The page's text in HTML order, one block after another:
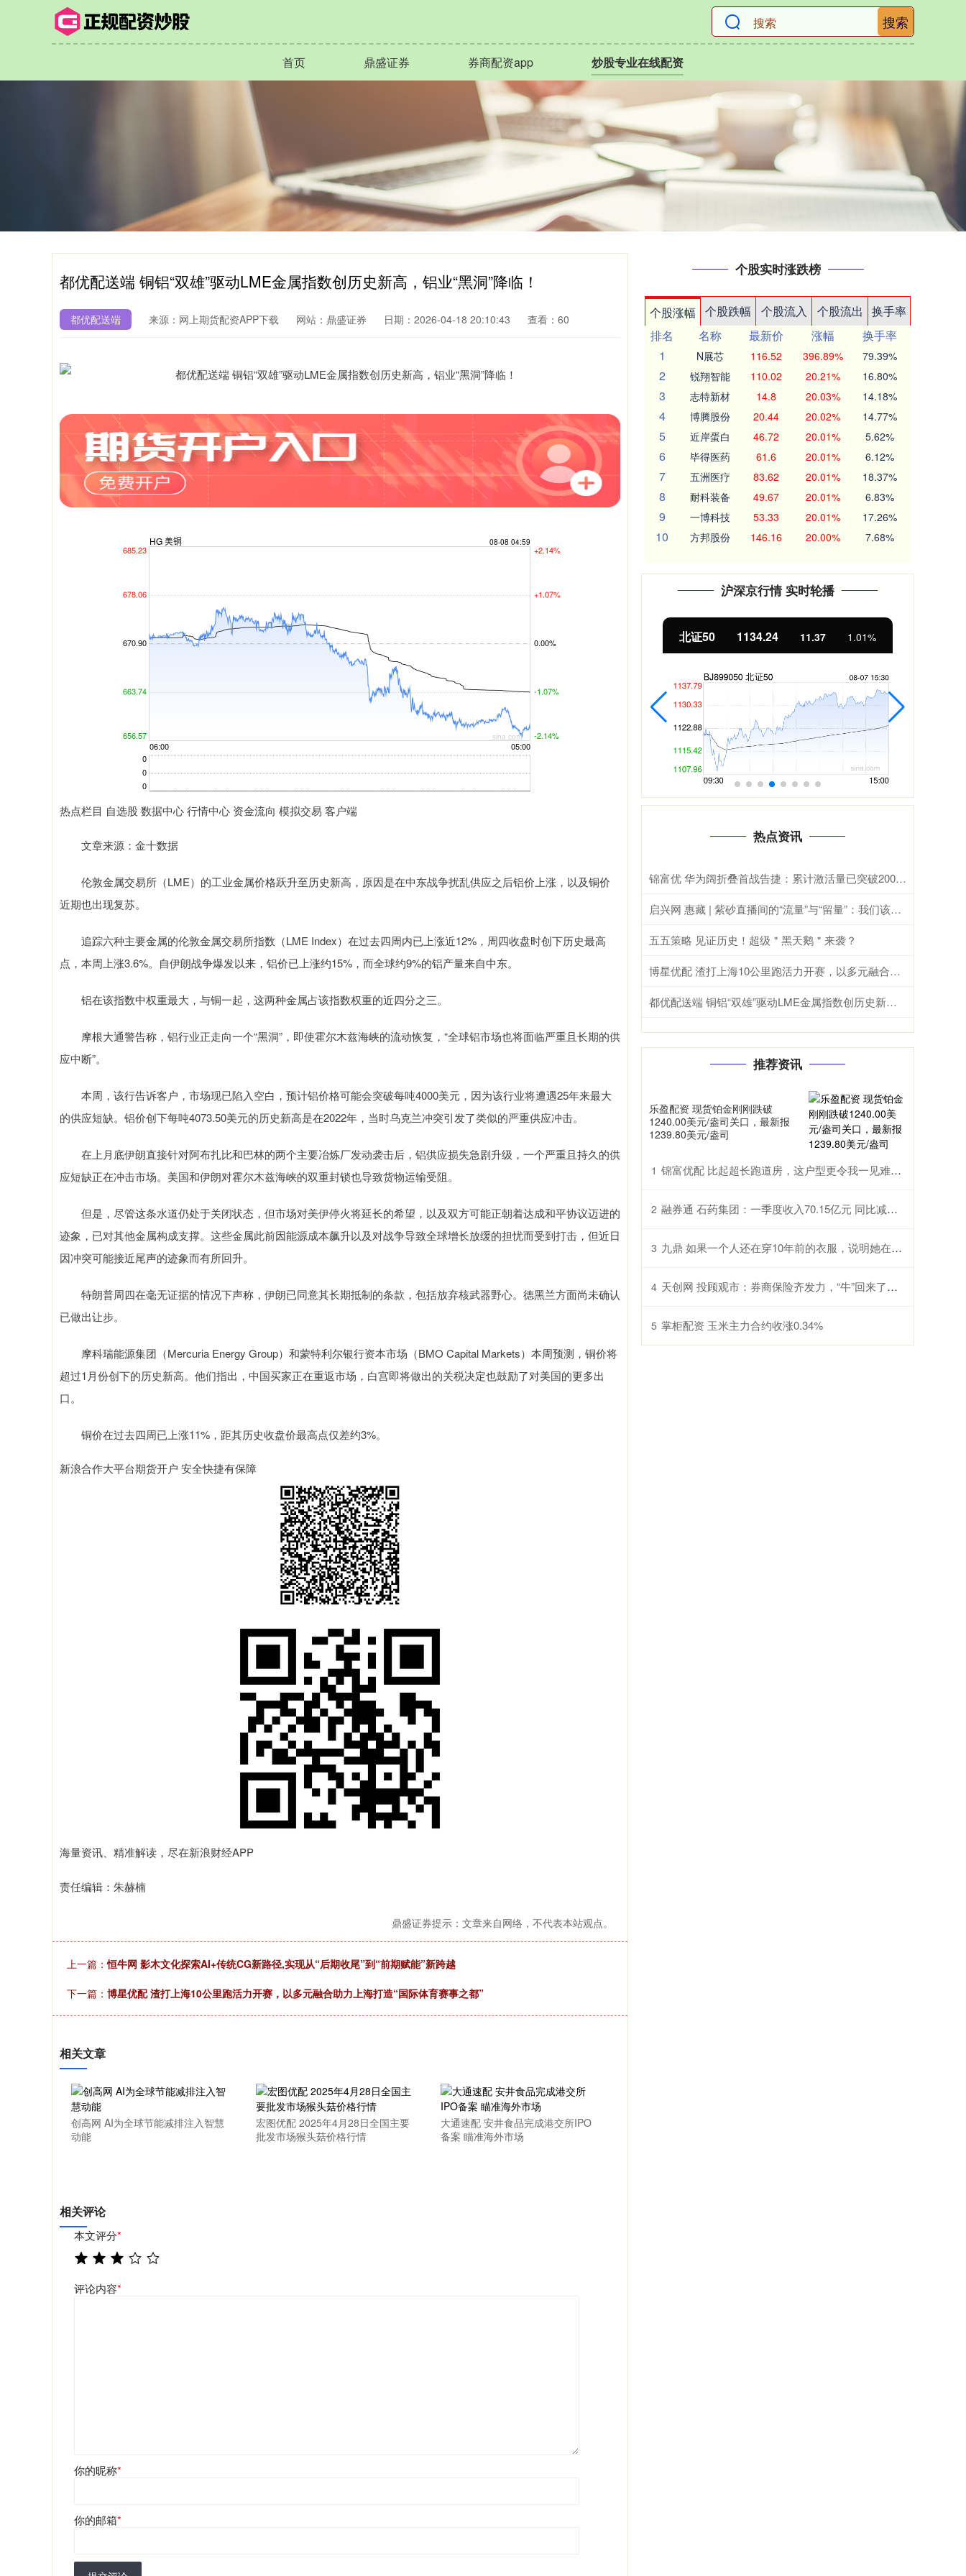
搜索
首页 鼎盛证券 券商配资app 炒股专业在线配资
都优配送端 铜铝“双雄”驱动LME金属指数创历史新高，铝业“黑洞”降临！
都优配送端 来源：网上期货配资APP下载 网站：鼎盛证券 日期：2026-04-18 20:10:43 查看：60
热点栏目 自选股 数据中心 行情中心 资金流向 模拟交易 客户端
文章来源：金十数据
伦敦金属交易所（LME）的工业金属价格跃升至历史新高，原因是在中东战争扰乱供应之后铝价上涨，以及铜价
近期也出现复苏。
追踪六种主要金属的伦敦金属交易所指数（LME Index）在过去四周内已上涨近12%，周四收盘时创下历史最高
点，本周上涨3.6%。自伊朗战争爆发以来，铝价已上涨约15%，而全球约9%的铝产量来自中东。
铝在该指数中权重最大，与铜一起，这两种金属占该指数权重的近四分之三。
摩根大通警告称，铝行业正走向一个“黑洞”，即使霍尔木兹海峡的流动恢复，“全球铝市场也将面临严重且长期的供
应中断”。
本周，该行告诉客户，市场现已陷入空白，预计铝价格可能会突破每吨4000美元，因为该行业将遭遇25年来最大
的供应短缺。铝价创下每吨4073.50美元的历史新高是在2022年，当时乌克兰冲突引发了类似的严重供应冲击。
在上月底伊朗直接针对阿布扎比和巴林的两个主要冶炼厂发动袭击后，铝供应损失急剧升级，一个严重且持久的供
应短缺正在冲击市场。美国和伊朗对霍尔木兹海峡的双重封锁也导致货物运输受阻。
但是，尽管这条水道仍处于关闭状态，但市场对美伊停火将延长的希望，以及双方可能正朝着达成和平协议迈进的
迹象，已对其他金属构成支撑。这些金属此前因能源成本飙升以及对战争导致全球增长放缓的担忧而受到打击，但近日
因冲突可能接近尾声的迹象而有所回升。
特朗普周四在毫无证据的情况下声称，伊朗已同意其长期抵制的条款，包括放弃核武器野心。德黑兰方面尚未确认
已做出让步。
摩科瑞能源集团（Mercuria Energy Group）和蒙特利尔银行资本市场（BMO Capital Markets）本周预测，铜价将
超过1月份创下的历史新高。他们指出，中国买家正在重返市场，白宫即将做出的关税决定也鼓励了对美国的更多出
口。
铜价在过去四周已上涨11%，距其历史收盘价最高点仅差约3%。
新浪合作大平台期货开户 安全快捷有保障
海量资讯、精准解读，尽在新浪财经APP
责任编辑：朱赫楠
鼎盛证券提示：文章来自网络，不代表本站观点。
上一篇：恒牛网 影木文化探索AI+传统CG新路径,实现从“后期收尾”到“前期赋能”新跨越
下一篇： 博星优配 渣打上海10公里跑活力开赛，以多元融合助力上海打造“国际体育赛事之都”
相关文章
创高网 AI为全球节能减排注入智慧
动能
宏图优配 2025年4月28日全国主要
批发市场猴头菇价格行情
大通速配 安井食品完成港交所IPO
备案 瞄准海外市场
相关评论
本文评分*
评论内容*
你的昵称*
你的邮箱*
个股实时涨跌榜
个股涨幅 个股跌幅 个股流入 个股流出
换手率
排名
名称 最新价 涨幅
换手率
1
N展芯 116.52 396.89% 79.39%
2 锐翔智能 110.02 20.21% 16.80%
3 志特新材 14.8 20.03% 14.18%
4 博腾股份 20.44 20.02% 14.77%
5 近岸蛋白 46.72 20.01% 5.62%
6 毕得医药 61.6 20.01% 6.12%
7 五洲医疗 83.62 20.01% 18.37%
8 耐科装备 49.67 20.01% 6.83%
9 一博科技 53.33 20.01% 17.26%
10 方邦股份 146.16 20.00% 7.68%
沪深京行情 实时轮播
深证成指 14311.01 200.89 1.42% 43.13 北证50 1134.24 11.37 1.01%
热点资讯
锦富优 华为阔折叠首战告捷：累计激活量已突破200万台
启兴网 惠藏 | 紫砂直播间的“流量”与“留量”：我们该为怎样的手艺买单？
五五策略 见证历史！超级＂黑天鹅＂来袭？
博星优配 渣打上海10公里跑活力开赛，以多元融合助力上海打造“国际体育赛事之都”
都优配送端 铜铝“双雄”驱动LME金属指数创历史新高，铝业“黑洞”降临！
推荐资讯
乐盈配资 现货铂金刚刚跌破
1240.00美元/盎司关口，最新报
1239.80美元/盎司
1 锦富优配 比起超长跑道房，这户型更令我一见难忘，进门就是阳台，无力吐槽
2 融券通 石药集团：一季度收入70.15亿元 同比减少21.9%
3 九鼎 如果一个人还在穿10年前的衣服，说明她在这3个方面非常特别
4 天创网 投顾观市：券商保险齐发力，“牛”回来了吗？
5 掌柜配资 玉米主力合约收涨0.34%